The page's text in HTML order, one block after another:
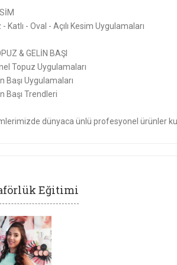
- Katlı - Oval - Açılı Kesim Uygulamaları
& GELİN BAŞI
Topuz Uygulamaları
Başı Uygulamaları
Başı Trendleri
dünyaca ünlü profesyonel ürünler
Eğitimi